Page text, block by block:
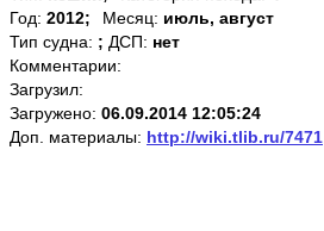
Год: 2012; Месяц: июль, август
Тип судна: ; ДСП: нет
Комментарии:
Загрузил:
Загружено: 06.09.2014 12:05:24
Доп. материалы: http://wiki.tlib.ru/7471